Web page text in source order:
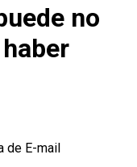
no
de E-mail